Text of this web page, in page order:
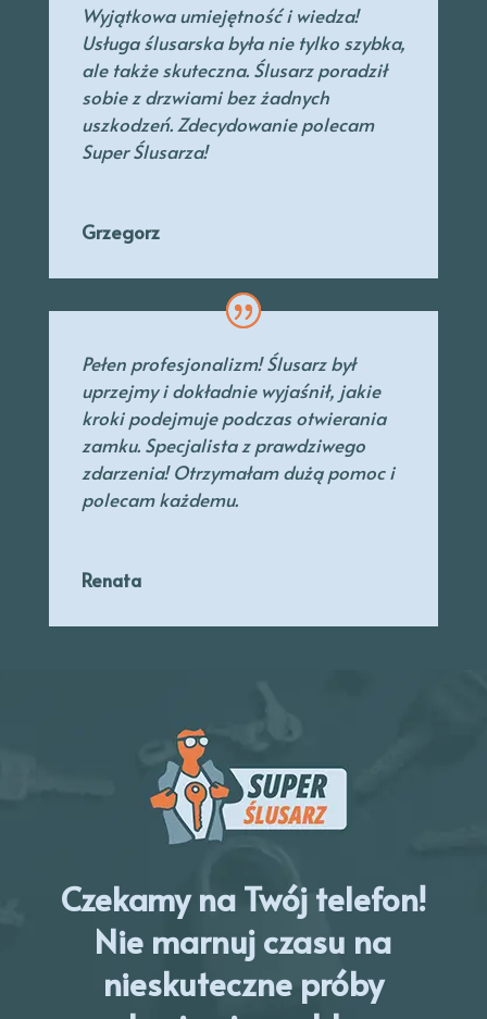
Wyjątkowa umiejętność i wiedza!
Usługa ślusarska była nie tylko szybka,
ale także skuteczna. Ślusarz poradził
sobie z drzwiami bez żadnych
uszkodzeń. Zdecydowanie polecam
Super Ślusarza!
Grzegorz
Pełen profesjonalizm! Ślusarz był
uprzejmyi dokładnie wyjaśnił, jakie
kroki podejmuje podczas otwierania
zamku. Specjalistaz prawdziwego
zdarzenia! Otrzymałam dużą pomoc i
polecam każdemu.
Renata
Czekamy na Twój telefon!
Nie marnuj czasu na
nieskuteczne próby